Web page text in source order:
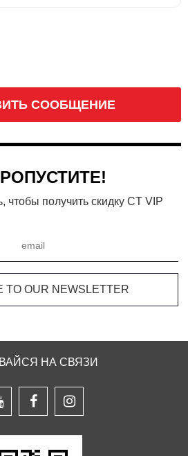
СООБЩЕНИЕ
чтобы получить скидку CT VIP
НА СВЯЗИ